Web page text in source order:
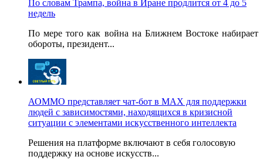
По словам Трампа, война в Иране продлится от 4 до 5
недель
По мере того как война на Ближнем Востоке набирает
обороты, президент...
АОММО представляет чат-бот в MAX для поддержки
людей с зависимостями, находящихся в кризисной
ситуации с элементами искусственного интеллекта
Решения на платформе включают в себя голосовую
поддержку на основе искусств...